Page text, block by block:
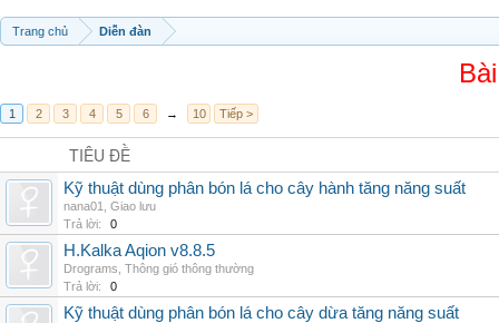
Trang chủ Diễn đàn
1 2 3 4 5 6 → 10 Tiếp >
TIÊU ĐỀ
Kỹ thuật dùng phân bón lá cho cây hành tăng năng suất
nana01
Giao lưu
Trả lời:
0
H.Kalka Aqion v8.8.5
Drograms Thông gió thông thường
Trả lời:
0
Kỹ thuật dùng phân bón lá cho cây dừa tăng năng suất